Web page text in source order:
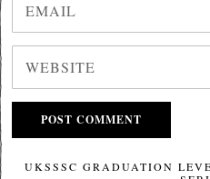
UKSSSC GRADUATION